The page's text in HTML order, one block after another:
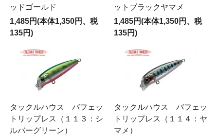
ッドゴールド
1,485円(本体1,350円、税
135円)
ットブラックヤマメ
1,485円(本体1,350円、税
135円)
タックルハウス バフェッ
トリップレス（１１３：シ
ルバーグリーン）
タックルハウス バフェッ
トリップレス（１１４：ヤ
マメ）